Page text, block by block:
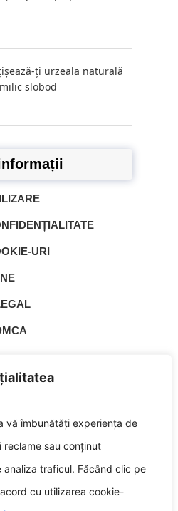
vă îmbunătăți experiența de
sau conținut
analiza traficul. Făcând clic pe
cu utilizarea cookie-
ți urzeala naturală
slobod
URI
de gaming și conținut digital, iar
relevante și accesibile. De-a
proiectul cu perseverență și
sa constantă a contribuit la